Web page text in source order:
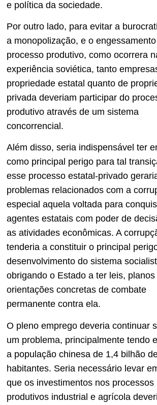
e política da sociedade.
Por outro lado, para evitar a
a monopolização, e o
processo produtivo, como ocorrera
experiência soviética, tanto
propriedade estatal quanto de
privada deveriam participar do
produtivo através de um sistema
concorrencial.
Além disso, seria indispensável ter
como principal perigo para tal
esse processo estatal-privado
problemas relacionados com a
especial aquela voltada para
agentes estatais com poder de
as atividades econômicas. A
tenderia a constituir o principal
desenvolvimento do sistema
obrigando o Estado a ter leis, planos
orientações concretas de combate
permanente contra ela.
O pleno emprego deveria continuar
um problema, principalmente tendo
a população chinesa de 1,4 bilhão
habitantes. Seria necessário levar
que os investimentos nos processos
produtivos industrial e agrícola